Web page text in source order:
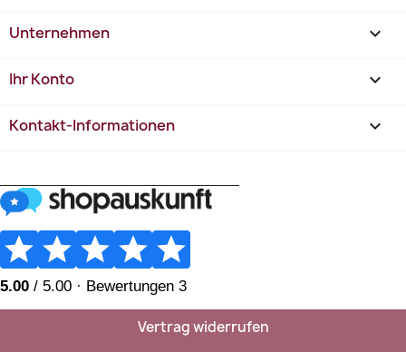
Unternehmen 
Ihr Konto 
Kontakt-Informationen keyboard_arrow_down
Vertrag widerrufen